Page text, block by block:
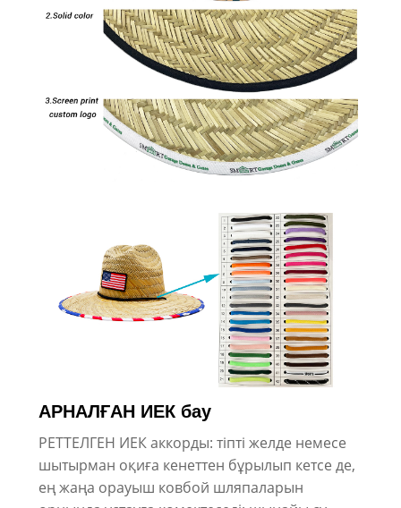
АРНАЛҒАН ИЕК бау
РЕТТЕЛГЕН ИЕК аккорды: тіпті желде немесе
шытырман оқиға кенеттен бұрылып кетсе де,
ең жаңа орауыш ковбой шляпаларын